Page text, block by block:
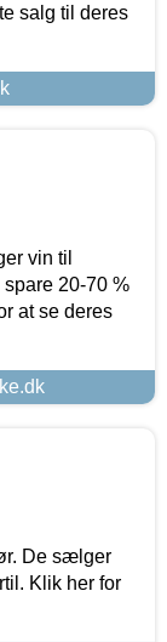
salg til deres
vin til
20-70 %
at se deres
De sælger
Klik her for